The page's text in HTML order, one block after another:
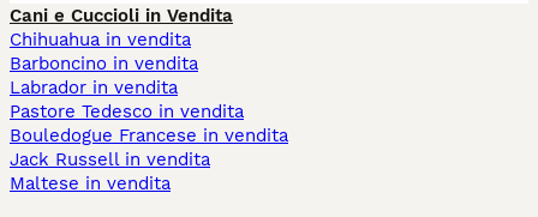
Cani e Cuccioli in Vendita
Chihuahua in vendita
Barboncino in vendita
Labrador in vendita
Pastore Tedesco in vendita
Bouledogue Francese in vendita
Jack Russell in vendita
Maltese in vendita